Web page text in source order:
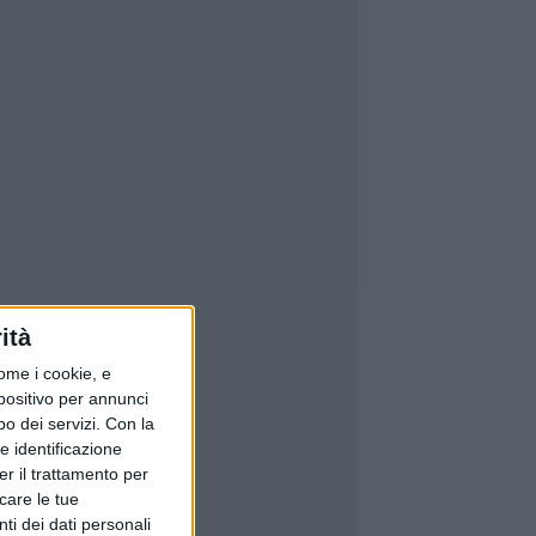
i cookie, e
per annunci
dei servizi. Con la
identificazione
il trattamento per
le tue
dei dati personali